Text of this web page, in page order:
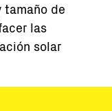
tamaño de
las
solar